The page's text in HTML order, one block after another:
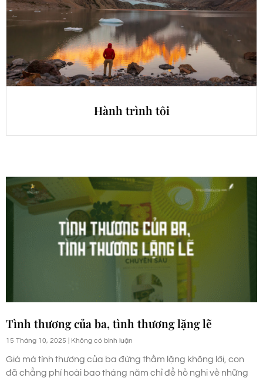
Hành trình tôi
Tình thương của ba, tình thương lặng lẽ
15 Tháng 10, 2025 Không có bình luận
Giá mà tình thương của ba đừng thầm lặng không lời, con
đã chẳng phí hoài bao tháng năm chỉ để hồ nghi về những